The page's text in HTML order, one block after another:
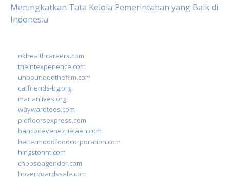
Meningkatkan Tata Kelola Pemerintahan yang Baik di
Indonesia
okhealthcareers.com
theintexperience.com
unboundedthefilm.com
catfriends-bg.org
marianlives.org
waywardtees.com
pidfloorsexpress.com
bancodevenezuelaen.com
bettermoodfoodcorporation.com
hingstonnt.com
chooseagender.com
hoverboardssale.com